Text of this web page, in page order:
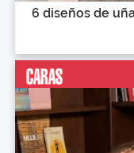
6 diseños de